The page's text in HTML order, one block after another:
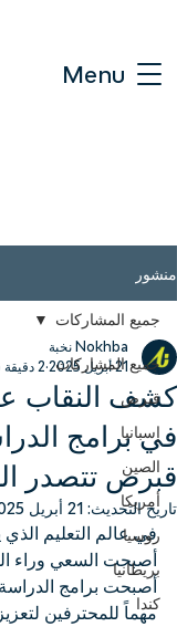
Menu
منشور
جميع المشاركات
قبرص
إسبانيا
الصين
أمريكا
روسيا
بريطانيا
كندا
جميع المشاركات
كشف النقاب
في برامج
قبرص تتصدر
Nokhba نخبة
21 أبريل 2025
2 دقيقة قراءة
تاريخ التحديث: 21 أبريل 2025
في عالم التعليم
أصبحت السعي وراء
أصبحت برامج
مهماً للمحترفين